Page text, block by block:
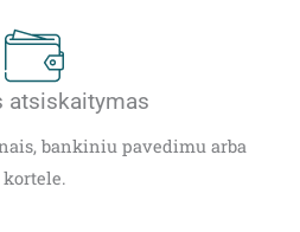
atsiskaitymas
bankiniu pavedimu arba
kortele.